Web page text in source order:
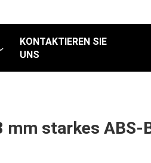
KONTAKTIEREN SIE
UNS
mm starkes ABS-